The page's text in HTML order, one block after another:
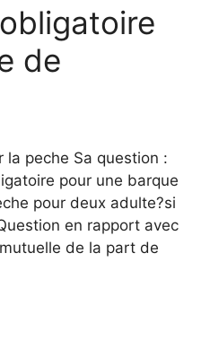
de
la peche Sa question :
pour une barque
pour deux adulte?si
en rapport avec
de la part de